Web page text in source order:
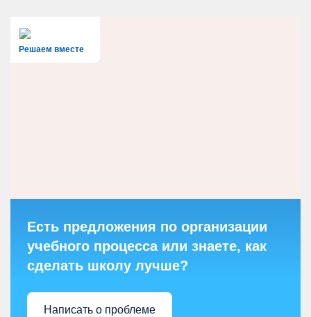
Решаем вместе
Есть предложения по организации
учебного процесса или знаете, как
сделать школу лучше?
Написать о проблеме